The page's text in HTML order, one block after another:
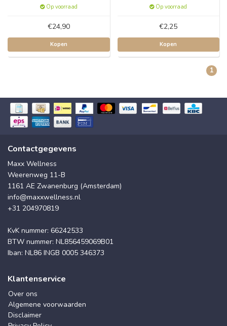
Op voorraad
€24,90
Kopen
Op voorraad
€2,25
Kopen
1
Contactgegevens
Maxx Wellness
Weerenweg 11-B
1161 AE Zwanenburg (Amsterdam)
info@maxxwellness.nl
+31 204970819
KvK nummer: 66242533
BTW nummer: NL856459069B01
Iban: NL86 INGB 0005 346373
Klantenservice
Over ons
Algemene voorwaarden
Disclaimer